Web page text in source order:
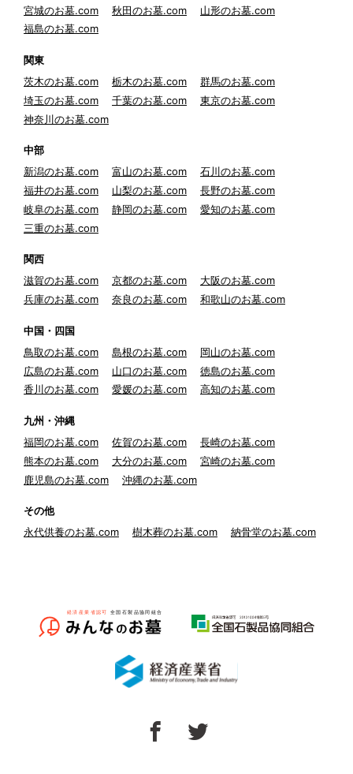
宮城のお墓.com
秋田のお墓.com
山形のお墓.com
福島のお墓.com
関東
茨木のお墓.com
栃木のお墓.com
群馬のお墓.com
埼玉のお墓.com
千葉のお墓.com
東京のお墓.com
神奈川のお墓.com
中部
新潟のお墓.com
富山のお墓.com
石川のお墓.com
福井のお墓.com
山梨のお墓.com
長野のお墓.com
岐阜のお墓.com
静岡のお墓.com
愛知のお墓.com
三重のお墓.com
関西
滋賀のお墓.com
京都のお墓.com
大阪のお墓.com
兵庫のお墓.com
奈良のお墓.com 和歌山のお墓.com
中国・四国
鳥取のお墓.com
島根のお墓.com
岡山のお墓.com
広島のお墓.com
山口のお墓.com
徳島のお墓.com
香川のお墓.com
愛媛のお墓.com 高知のお墓.com
九州・沖縄
福岡のお墓.com
佐賀のお墓.com
長崎のお墓.com
熊本のお墓.com
大分のお墓.com
宮崎のお墓.com
鹿児島のお墓.com
沖縄のお墓.com
その他
永代供養のお墓.com
樹木葬のお墓.com 納骨堂のお墓.com